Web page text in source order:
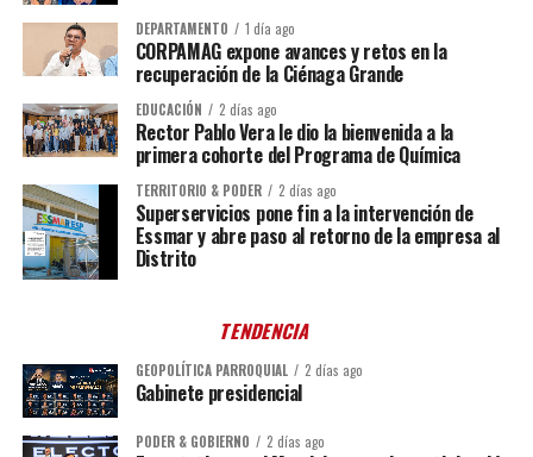
DEPARTAMENTO 1 día ago
CORPAMAG expone avances y retos en la
recuperación de la Ciénaga Grande
EDUCACIÓN 2 días ago
Rector Pablo Vera le dio la bienvenida a la
primera cohorte del Programa de Química
TERRITORIO & PODER 2 días ago
Superservicios pone fin a la intervención de
Essmar y abre paso al retorno de la empresa al
Distrito
TENDENCIA
GEOPOLÍTICA PARROQUIAL 2 días ago
Gabinete presidencial
PODER & GOBIERNO 2 días ago